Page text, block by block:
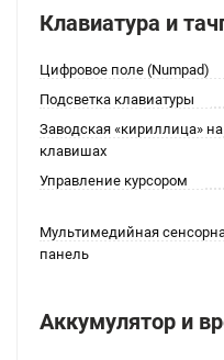
Клавиатура и
Цифровое поле (Numpad)
Подсветка клавиатуры
Заводская «кириллица» на
клавишах
Управление курсором
Мультимедийная
панель
Аккумулятор и